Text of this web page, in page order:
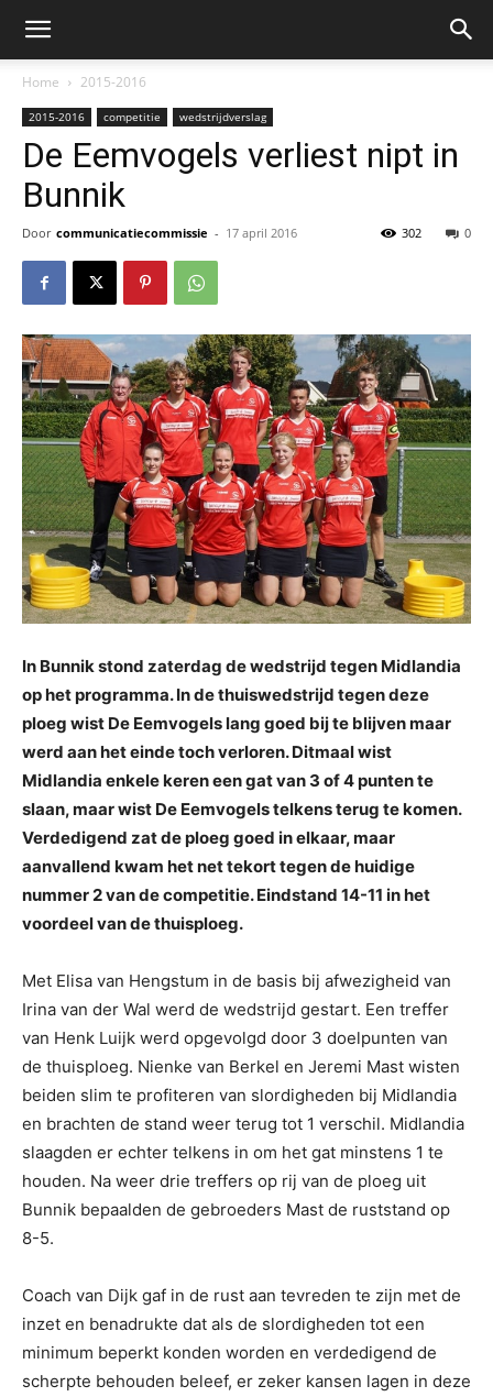
Home 2015-2016
2015-2016 competitie wedstrijdverslag
De Eemvogels verliest nipt in
Bunnik
Door communicatiecommissie - 17 april 2016 0
302
In Bunnik stond zaterdag de wedstrijd tegen Midlandia
op het programma. In de thuiswedstrijd tegen deze
ploeg wist De Eemvogels lang goed bij te blijven maar
werd aan het einde toch verloren. Ditmaal wist
Midlandia enkele keren een gat van 3 of 4 punten te
slaan, maar wist De Eemvogels telkens terug te komen.
Verdedigend zat de ploeg goed in elkaar, maar
aanvallend kwam het net tekort tegen de huidige
nummer 2 van de competitie. Eindstand 14-11 in het
voordeel van de thuisploeg.
Met Elisa van Hengstum in de basis bij afwezigheid van
Irina van der Wal werd de wedstrijd gestart. Een treffer
van Henk Luijk werd opgevolgd door 3 doelpunten van
de thuisploeg. Nienke van Berkel en Jeremi Mast wisten
beiden slim te profiteren van slordigheden bij Midlandia
en brachten de stand weer terug tot 1 verschil. Midlandia
slaagden er echter telkens in om het gat minstens 1 te
houden. Na weer drie treffers op rij van de ploeg uit
Bunnik bepaalden de gebroeders Mast de ruststand op
8-5.
Coach van Dijk gaf in de rust aan tevreden te zijn met de
inzet en benadrukte dat als de slordigheden tot een
minimum beperkt konden worden en verdedigend de
scherpte behouden beleef, er zeker kansen lagen in deze